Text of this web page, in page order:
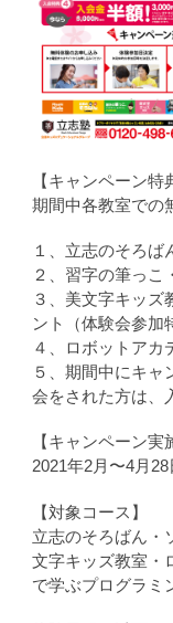
【キャンペーン特
期間中各教室での
１、立志のそろば
２、習字の筆っこ
３、美文字キッズ
ント（体験会参加
４、ロボットアカ
５、期間中にキ
会をされた方は、
【キャンペーン実
2021年2月〜4月28
【対象コース】
立志のそろばん・
文字キッズ教室・
で学ぶプログラミ